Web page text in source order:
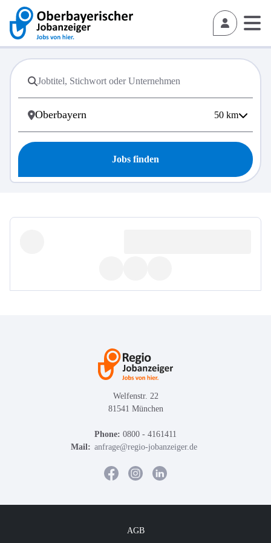
50 km
Jobs finden
Welfenstr. 22
81541 München
Phone: 0800 - 4161411
Mail: anfrage@regio-jobanzeiger.de
AGB